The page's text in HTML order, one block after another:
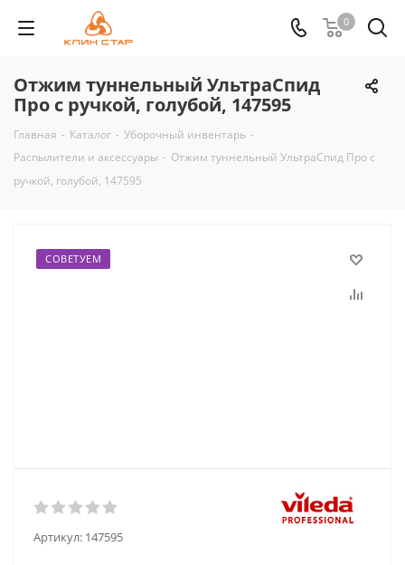
0
Отжим туннельный УльтраСпид
Про с ручкой, голубой, 147595
Главная - Каталог - Уборочный инвентарь -
Распылители и аксессуары - Отжим туннельный УльтраСпид Про с
ручкой, голубой, 147595
СОВЕТУЕМ
Артикул: 147595